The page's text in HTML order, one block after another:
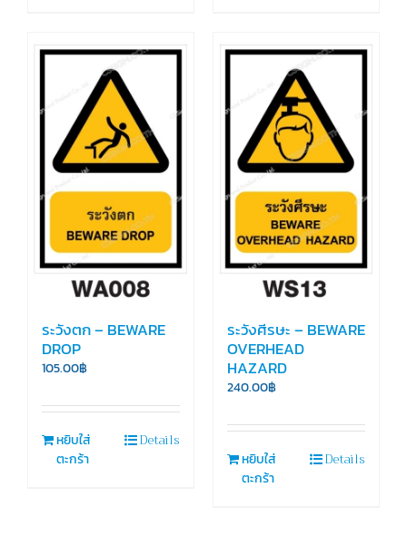
ระวังตก – BEWARE
DROP
105.00฿
หยิบใส่
ตะกร้า
Details
ระวังศีรษะ – BEWARE
OVERHEAD
HAZARD
240.00฿
หยิบใส่
ตะกร้า
Details